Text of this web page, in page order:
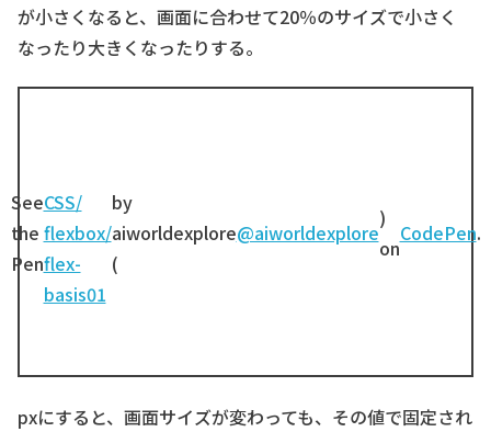
が小さくなると、画面に合わせて20％のサイズで小さく
なったり大きくなったりする。
See
the
Pen
CSS/
flexbox/
flex-
basis01
by
aiworldexplore
(
@aiworldexplore
)
on
CodePen.
pxにすると、画面サイズが変わっても、その値で固定され